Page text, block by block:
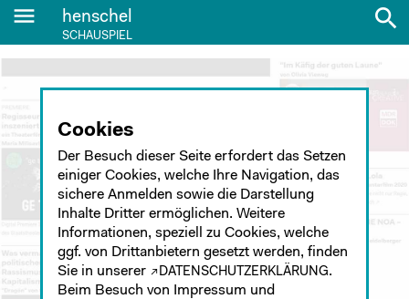
menu henschel
SCHAUSPIEL
search
Cookies
Der Besuch dieser Seite erfordert das Setzen
einiger Cookies, welche Ihre Navigation, das
sichere Anmelden sowie die Darstellung
Inhalte Dritter ermöglichen. Weitere
Informationen, speziell zu Cookies, welche
ggf. von Drittanbietern gesetzt werden, finden
Sie in unserer
DATENSCHUTZERKLÄRUNG.
Beim Besuch von Impressum und